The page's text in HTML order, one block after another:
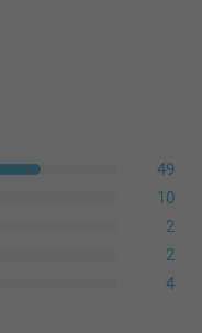
49
10
2
2
4